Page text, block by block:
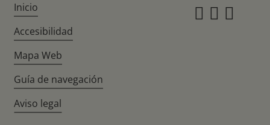
Inicio
Accesibilidad
Mapa Web
Guía de navegación
Aviso legal